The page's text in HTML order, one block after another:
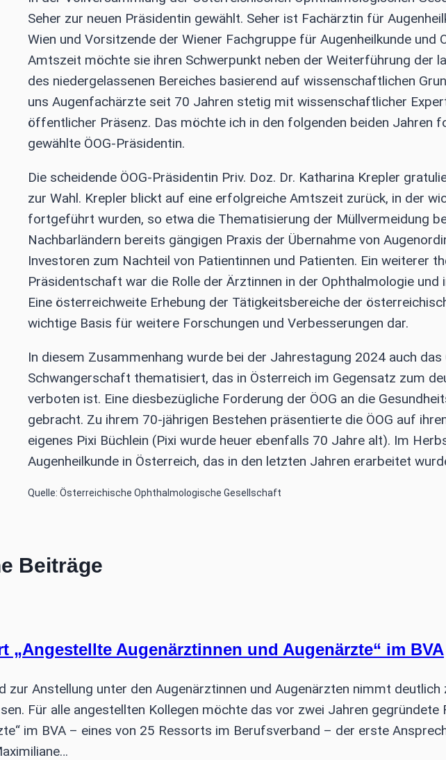
Seher zur neuen Präsidentin gewählt. Seher ist Fachärztin für
Wien und Vorsitzende der Wiener Fachgruppe für Augenheilkunde und
Amtszeit möchte sie ihren Schwerpunkt neben der Weiterführung der
des niedergelassenen Bereiches basierend auf wissenschaftlichen
uns Augenfachärzte seit 70 Jahren stetig mit wissenschaftlicher
öffentlicher Präsenz. Das möchte ich in den folgenden beiden Jahren
gewählte ÖOG-Präsidentin.
Die scheidende ÖOG-Präsidentin Priv. Doz. Dr. Katharina Krepler
zur Wahl. Krepler blickt auf eine erfolgreiche Amtszeit zurück, in der
fortgeführt wurden, so etwa die Thematisierung der Müllvermeidung
Nachbarländern bereits gängigen Praxis der Übernahme von
Investoren zum Nachteil von Patientinnen und Patienten. Ein weiterer
Präsidentschaft war die Rolle der Ärztinnen in der Ophthalmologie und
Eine österreichweite Erhebung der Tätigkeitsbereiche der
wichtige Basis für weitere Forschungen und Verbesserungen dar.
In diesem Zusammenhang wurde bei der Jahrestagung 2024 auch das
Schwangerschaft thematisiert, das in Österreich im Gegensatz zum
verboten ist. Eine diesbezügliche Forderung der ÖOG an die
gebracht. Zu ihrem 70-jährigen Bestehen präsentierte die ÖOG auf
eigenes Pixi Büchlein (Pixi wurde heuer ebenfalls 70 Jahre alt). Im
Augenheilkunde in Österreich, das in den letzten Jahren erarbeitet
Quelle: Österreichische Ophthalmologische Gesellschaft
Beiträge
„Angestellte Augenärztinnen und Augenärzte“ im BVA
zur Anstellung unter den Augenärztinnen und Augenärzten nimmt
Für alle angestellten Kollegen möchte das vor zwei Jahren
im BVA – eines von 25 Ressorts im Berufsverband – der erste